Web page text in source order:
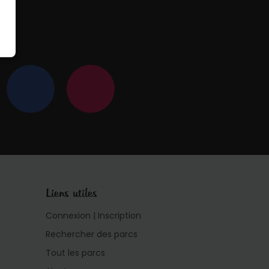
Liens utiles
Connexion | Inscription
Rechercher des parcs
Tout les parcs